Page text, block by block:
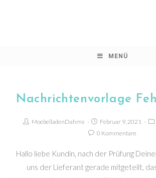
MENÜ
Nachrichtenvorlage
Beitrags-
MoebelladenDahms
Beitrag
veröffentlicht:
Februar 9, 2021
Beitrags-
0 Kommentare
Hallo liebe Kundin, nach der Prüfung
uns der Lieferant gerade mitgeteilt,